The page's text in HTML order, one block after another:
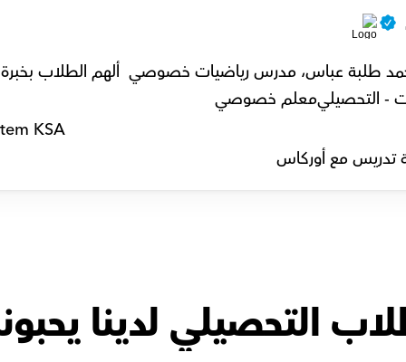
طلبة عباس، مدرس رياضيات خصوصي  ألهم الطلاب بخبرة 8
- التحصيليمعلم خصوصي
KSA
تدريس مع أوركاس
التحصيلي لدينا